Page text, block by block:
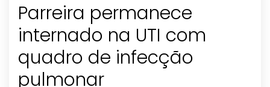
Parreira permanece
internado na UTI com
quadro de infecção
pulmonar